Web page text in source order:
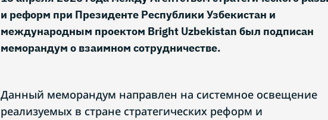
и реформ при Президенте Республики Узбекистан и
международным проектом Bright Uzbekistan был подписан
меморандум о взаимном сотрудничестве.
Данный меморандум направлен на системное освещение
реализуемых в стране стратегических реформ и